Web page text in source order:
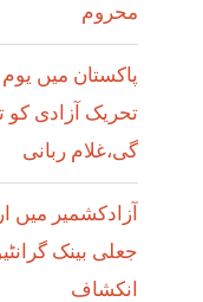
محروم
پاکستان میں
تحریک آزادی کو
گی،غلام ربانی
آزادکشمیر میں
جعلی بینک
انکشاف